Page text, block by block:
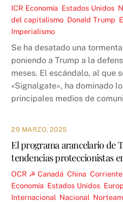
ICR Economía Estados Unidos
del capitalismo Donald Trump
Imperialismo
Se ha desatado una
poniendo a Trump a la
meses. El escándalo, al que
«Signalgate», ha dominado
principales medios de
29 MARZO, 2025
El programa arancelario de
tendencias proteccionistas
OCR ☭ Canadá ,China ,
Economía Estados Unidos
Internacional Nacional